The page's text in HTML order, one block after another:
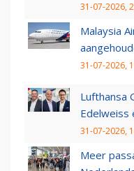
31-07-2026,
Malaysia
31-07-2026,
Lufthansa
Edelweiss
31-07-2026,
Meer